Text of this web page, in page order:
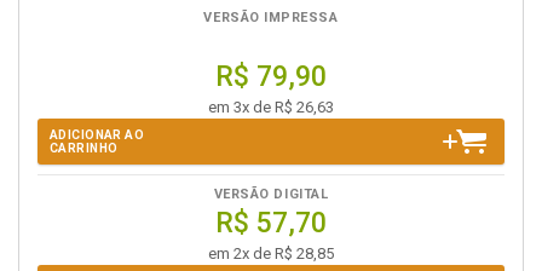
VERSÃO IMPRESSA
R$ 79,90
em 3x de R$ 26,63
ADICIONAR AO
CARRINHO
VERSÃO DIGITAL
R$ 57,70
em 2x de R$ 28,85